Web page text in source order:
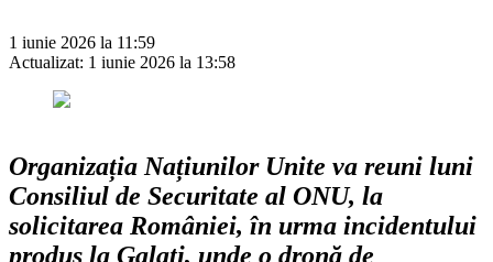
1 iunie 2026 la 11:59
Actualizat: 1 iunie 2026 la 13:58
Organizația Națiunilor Unite va reuni luni
Consiliul de Securitate al ONU, la
solicitarea României, în urma incidentului
produs la Galați, unde o dronă de